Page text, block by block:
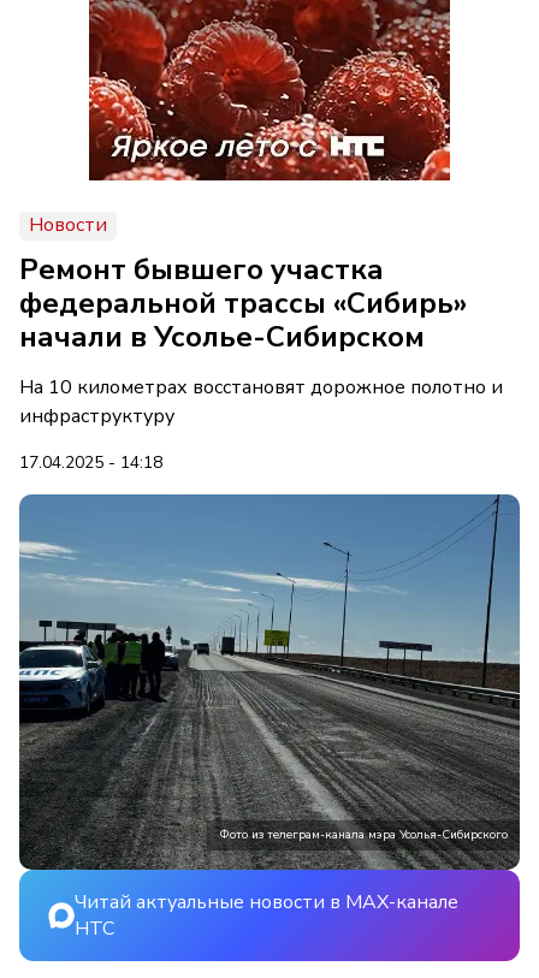
Новости
Ремонт бывшего участка
федеральной трассы «Сибирь»
начали в Усолье-Сибирском
На 10 километрах восстановят дорожное полотно и
инфраструктуру
17.04.2025 - 14:18
Фото из телеграм-канала мэра Усолья-Сибирского
Читай актуальные новости в MAX-канале
НТС